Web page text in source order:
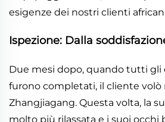
esigenze dei nostri clienti
Ispezione: Dalla
Due mesi dopo, quando tutti
furono completati, il cliente volò
Zhangjiagang. Questa volta, la
molto più rilassata e i suoi occhi